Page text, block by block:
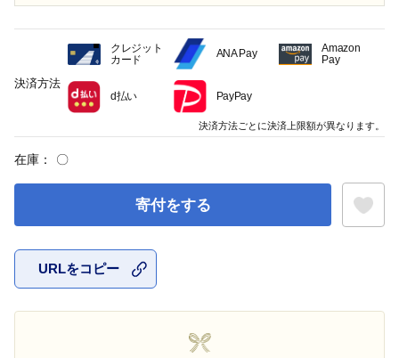
在庫： 〇
寄付をする
URLをコピー
決済方法
クレジット
カード
ANA Pay
Amazon
Pay
d払い PayPay
決済方法ごとに決済上限額が異なります。